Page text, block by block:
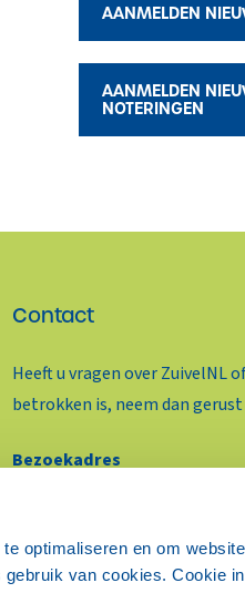
optimaliseren en om
van cookies. Cookie
AANMELDEN
AANMELDEN
NOTERINGEN
Contact
Heeft u vragen over ZuivelNL
betrokken is, neem dan
Bezoekadres